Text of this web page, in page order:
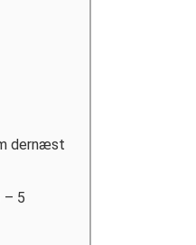
dernæst
– 5